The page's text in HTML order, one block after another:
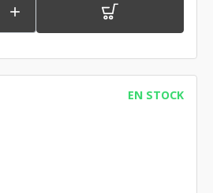

EN STOCK